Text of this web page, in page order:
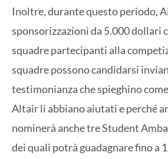
Inoltre, durante questo periodo,
sponsorizzazioni da 5.000 dollari
squadre partecipanti alla
squadre possono candidarsi
testimonianza che spieghino
Altair li abbiano aiutati e perché
nominerà anche tre Student
dei quali potrà guadagnare fino a